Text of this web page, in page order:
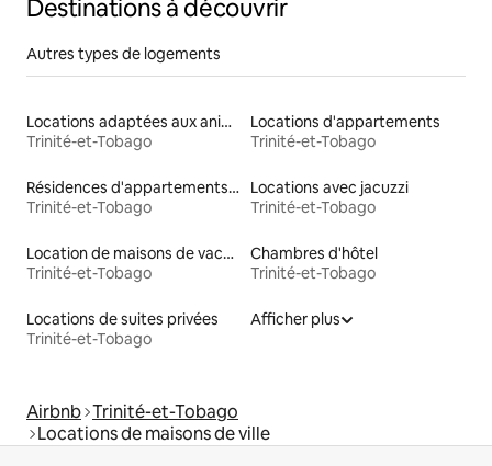
Destinations à découvrir
Autres types de logements
Locations adaptées aux animaux
Trinité-et-Tobago
Locations d'appartements
Trinité-et-Tobago
Résidences d'appartements en location
Trinité-et-Tobago
Locations avec jacuzzi
Trinité-et-Tobago
Location de maisons de vacances
Trinité-et-Tobago
Chambres d'hôtel
Trinité-et-Tobago
Locations de suites privées
Trinité-et-Tobago
Afficher plus
Airbnb Trinité-et-Tobago
Locations de maisons de ville